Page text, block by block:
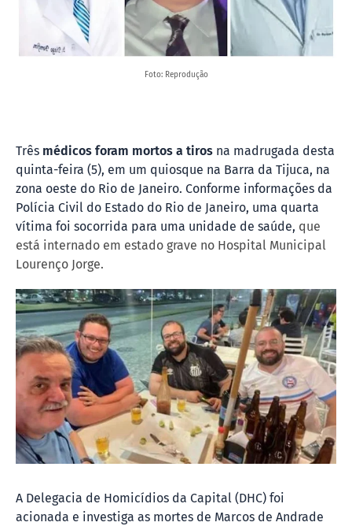
Foto: Reprodução
Três médicos foram mortos a tiros na madrugada desta
quinta-feira (5), em um quiosque na Barra da Tijuca, na
zona oeste do Rio de Janeiro. Conforme informações da
Polícia Civil do Estado do Rio de Janeiro, uma quarta
vítima foi socorrida para uma unidade de saúde, que
está internado em estado grave no Hospital Municipal
Lourenço Jorge.
A Delegacia de Homicídios da Capital (DHC) foi
acionada e investiga as mortes de Marcos de Andrade